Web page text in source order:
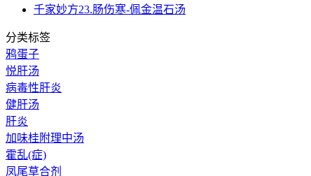
千家妙方23.肠伤寒-佩金温石汤
分类标签
鸦蛋子
悦肝汤
病毒性肝炎
健肝汤
肝炎
加味桂附理中汤
霍乱(症)
凤尾草合剂